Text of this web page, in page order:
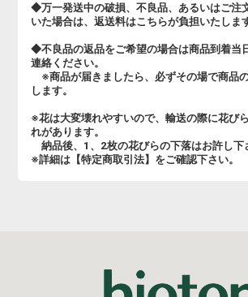
◆万一発送中の破損、不良品、あるいはご注
いた場合は、返送料はこちらが負担いたしま
◆不良品の返品をご希望の場合は商品到着当
連絡ください。
※商品が届きましたら、必ずその場で商品
します。
※花は大変壊れやすいので、輸送の際に花び
れがあります。
納品後、1、2枚の花びらの下落はお許し下
※詳細は【特定商取引法】をご確認下さい。